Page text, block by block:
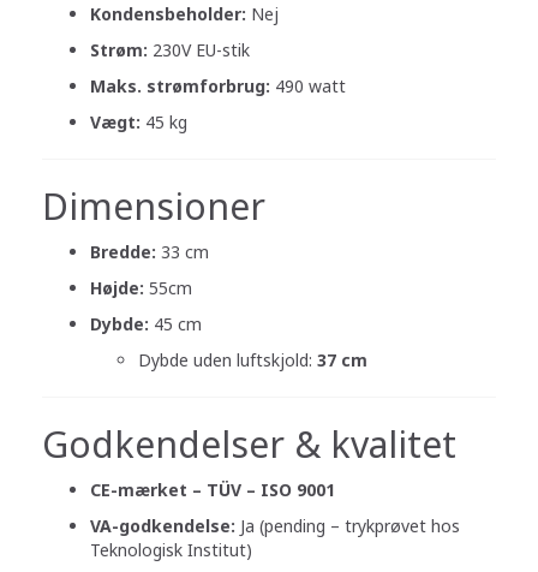
Kondensbeholder: Nej
Strøm: 230V EU-stik
Maks. strømforbrug: 490 watt
Vægt: 45 kg
Dimensioner
Bredde: 33 cm
Højde: 55cm
Dybde: 45 cm
Dybde uden luftskjold: 37 cm
Godkendelser & kvalitet
CE-mærket – TÜV – ISO 9001
VA-godkendelse: Ja (pending – trykprøvet hos
Teknologisk Institut)